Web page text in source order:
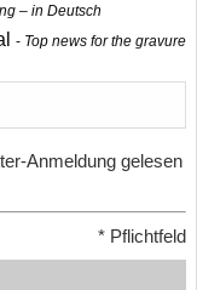
– in Deutsch
Top news for the gravure
Anmeldung gelesen
* Pflichtfeld